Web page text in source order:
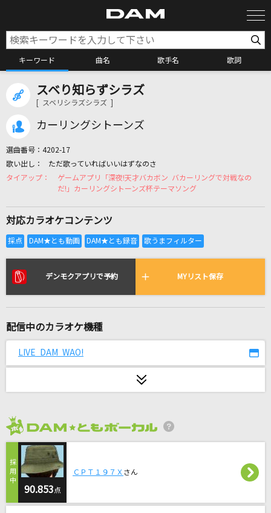
キーワード 曲名 歌手名 歌詞
カラオケ検索
カラオケリクエスト
全国りれき
リアルタイムで歌われている曲の一覧
ひとりじゃない
妄想疾患■ガール
brave heart
神或アルゴリズム (feat.りりあ。)
オーイシマサヨシ
[生音]あふれる涙が伝うとき
津吹みゆ
[生音]裸の勇者
スベり知らずシラズ
[ スベリシラズシラズ ]
カーリングシトーンズ
選曲番号： 4202-17
ただ歌っていればいいはずなのさ
ゲームアプリ「深夜!天才バカボン バカーリングで対戦なの
だ!」カーリングシトーンズ杯テーマソング
対応カラオケコンテンツ
デンモクアプリで予約 MYリスト保存
配信中のカラオケ機種
LIVE DAM WAO!
90.853点
ＣＰＴ１９７Ｘ さん